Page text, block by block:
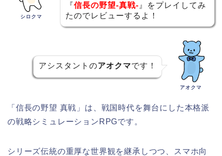
シロクマ
『信長の野望-真戦- 』をプレイしてみ
たのでレビューするよ！
アシスタントのアオクマです！
アオクマ
「信長の野望 真戦」は、戦国時代を舞台にした本格派
の戦略シミュレーションRPGです。
シリーズ伝統の重厚な世界観を継承しつつ、スマホ向